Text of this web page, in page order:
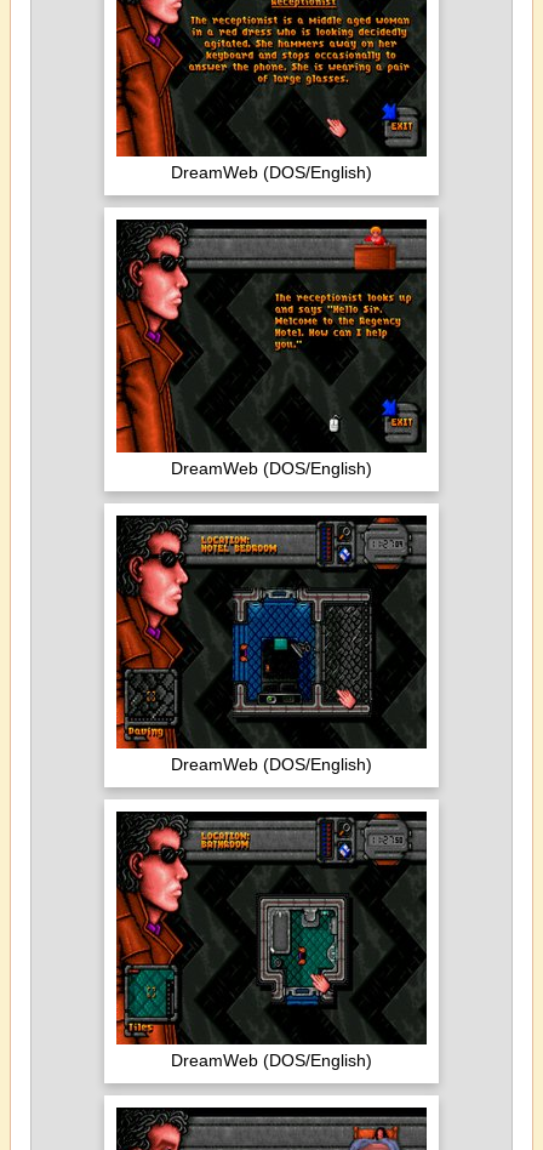
DreamWeb (DOS/English)
DreamWeb (DOS/English)
DreamWeb (DOS/English)
DreamWeb (DOS/English)